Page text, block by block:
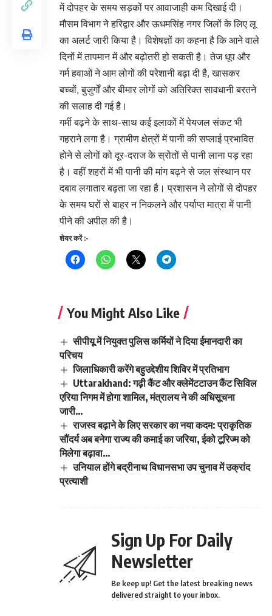
में दोपहर के समय सड़कों पर आवाजाही कम दिखाई दी।
मौसम विभाग ने हरिद्वार और ऊधमसिंह नगर जिलों के लिए लू
का अलर्ट जारी किया है। विशेषज्ञों का कहना है कि आने वाले
दिनों में तापमान में और बढ़ोतरी हो सकती है। तेज धूप और
गर्म हवाओं ने आम लोगों की परेशानी बढ़ा दी है, खासकर
बच्चों, बुजुर्गों और बीमार लोगों को अतिरिक्त सावधानी बरतने
की सलाह दी गई है।
गर्मी बढ़ने के साथ-साथ कई इलाकों में पेयजल संकट भी
गहराने लगा है। ग्रामीण क्षेत्रों में पानी की सप्लाई प्रभावित
होने से लोगों को दूर-दराज के स्रोतों से पानी लाना पड़ रहा
है। वहीं शहरों में भी पानी की मांग बढ़ने से जल संस्थान पर
दबाव लगातार बढ़ता जा रहा है। प्रशासन ने लोगों से दोपहर
के समय घरों से बाहर न निकलने और पर्याप्त मात्रा में पानी
पीने की अपील की है।
शेयर करें :-
You Might Also Like
सीपीयू में नियुक्त पुलिस कर्मियों ने दिया ईमानदारी का
परिचय
जिलाधिकारी करेंगे बहुउद्देशीय शिविर में प्रतिभाग
Uttarakhand: गढ़ी कैंट और क्लेमेंटटाउन कैंट सिविल
एरिया निगम में होगा शामिल, मंत्रालय ने की अधिसूचना
जारी…
राजस्व बढ़ाने के लिए सरकार का नया कदम: प्राकृतिक
सौंदर्य अब बनेगा राज्य की कमाई का जरिया, ईको टूरिज्म को
मिलेगा बढ़ावा…
उनियाल होंगे बद्रीनाथ विधानसभा उप चुनाव में उक्रांद
प्रत्याशी
Sign Up For Daily
Newsletter
Be keep up! Get the latest breaking news
delivered straight to your inbox.